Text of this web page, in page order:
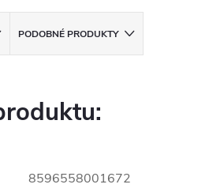
PODOBNÉ PRODUKTY
8596558001672